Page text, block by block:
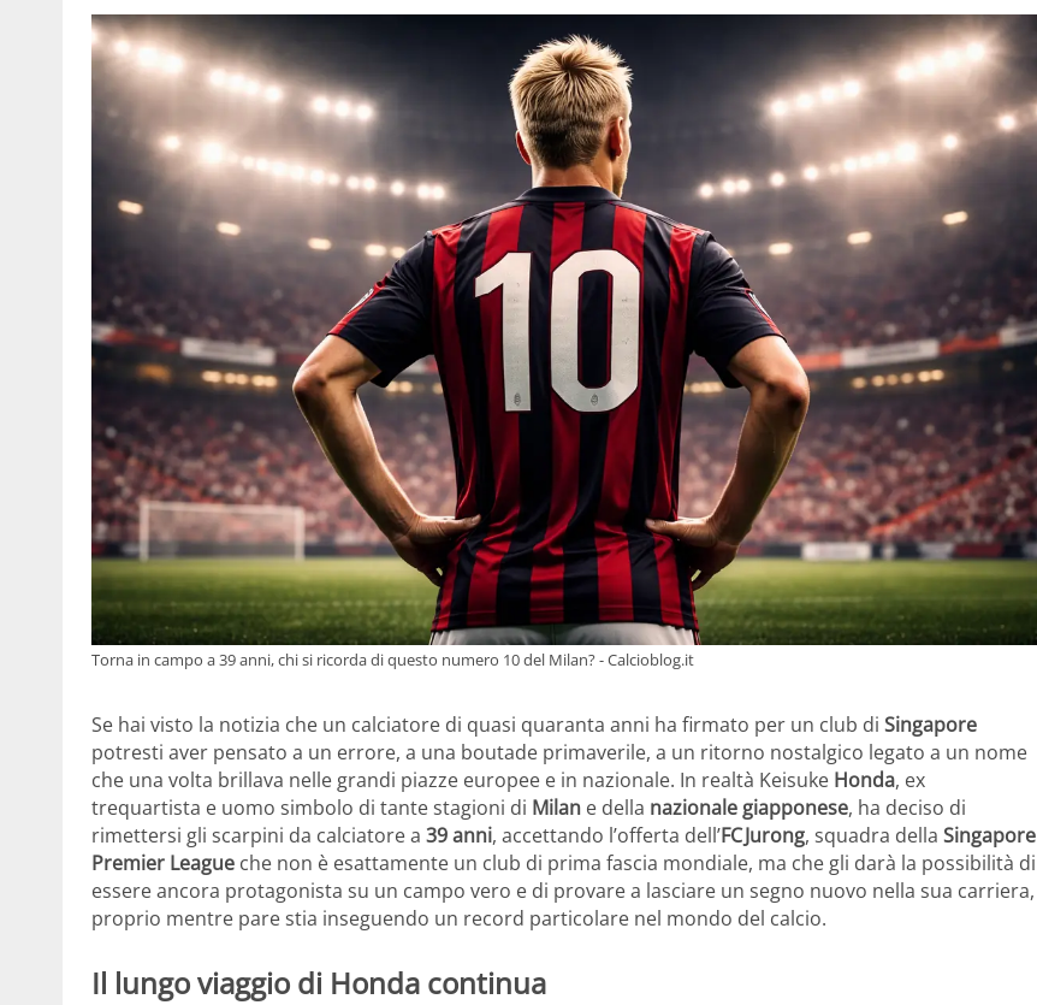
Torna in campo a 39 anni, chi si ricorda di questo numero 10 del Milan? - Calcioblog.it
Se hai visto la notizia che un calciatore di quasi quaranta anni ha firmato per un club di Singapore
potresti aver pensato a un errore, a una boutade primaverile, a un ritorno nostalgico legato a un nome
che una volta brillava nelle grandi piazze europee e in nazionale. In realtà Keisuke Honda, ex
trequartista e uomo simbolo di tante stagioni di Milan e della nazionale giapponese, ha deciso di
rimettersi gli scarpini da calciatore a 39 anni, accettando l’offerta dell’FC Jurong, squadra della Singapore
Premier League che non è esattamente un club di prima fascia mondiale, ma che gli darà la possibilità di
essere ancora protagonista su un campo vero e di provare a lasciare un segno nuovo nella sua carriera,
proprio mentre pare stia inseguendo un record particolare nel mondo del calcio.
Il lungo viaggio di Honda continua